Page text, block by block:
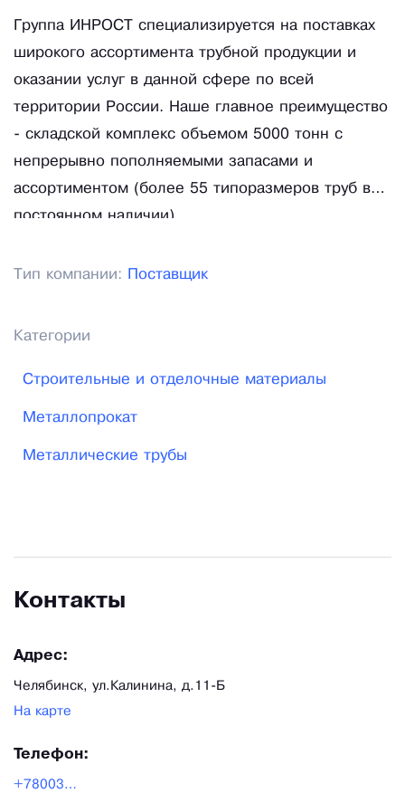
Группа ИНРОСТ специализируется на поставках
широкого ассортимента трубной продукции и
оказании услуг в данной сфере по всей
территории России. Наше главное преимущество
- складской комплекс объемом 5000 тонн с
непрерывно пополняемыми запасами и
ассортиментом (более 55 типоразмеров труб в
постоянном наличии).
Тип компании: Поставщик
Категории
Строительные и отделочные материалы
Металлопрокат
Металлические трубы
Контакты
Адрес:
Челябинск, ул.Калинина, д.11-Б
На карте
Телефон:
+78003025838